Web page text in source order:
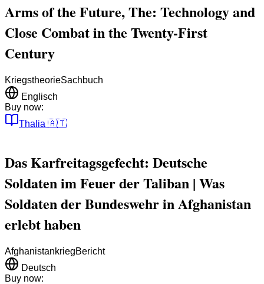
Arms of the Future, The: Technology and
Close Combat in the Twenty-First
Century
KriegstheorieSachbuch
Englisch
Buy now:
Thalia 🇦🇹
Das Karfreitagsgefecht: Deutsche
Soldaten im Feuer der Taliban | Was
Soldaten der Bundeswehr in Afghanistan
erlebt haben
AfghanistankriegBericht
Deutsch
Buy now: